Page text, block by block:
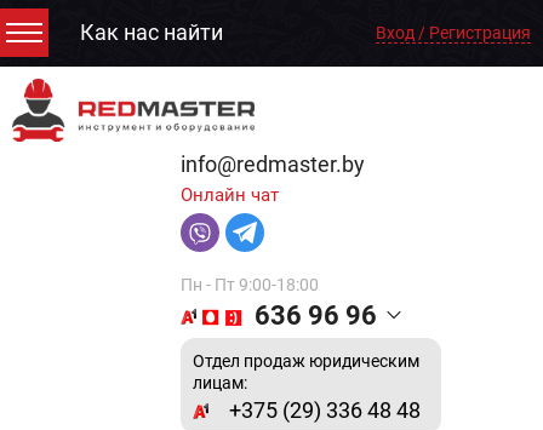
Как нас найти Вход / Регистрация
info@redmaster.by
Онлайн чат
Пн - Пт 9:00-18:00
636 96 96
Отдел продаж юридическим
лицам:
+375 (29) 336 48 48